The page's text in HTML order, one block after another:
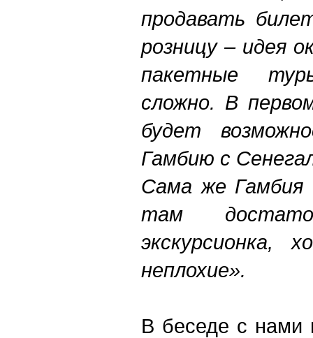
продавать
розницу – идея
пакетные
сложно. В
будет
Гамбию с
Сама же Гамбия
там
экскурсионка,
неплохие».
В беседе с нами